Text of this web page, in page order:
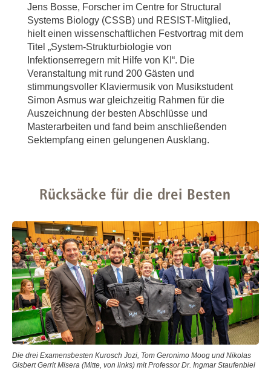
Jens Bosse, Forscher im Centre for Structural
Systems Biology (CSSB) und RESIST-Mitglied,
hielt einen wissenschaftlichen Festvortrag mit dem
Titel „System-Strukturbiologie von
Infektionserregern mit Hilfe von KI“. Die
Veranstaltung mit rund 200 Gästen und
stimmungsvoller Klaviermusik von Musikstudent
Simon Asmus war gleichzeitig Rahmen für die
Auszeichnung der besten Abschlüsse und
Masterarbeiten und fand beim anschließenden
Sektempfang einen gelungenen Ausklang.
Rücksäcke für die drei Besten
Die drei Examensbesten Kurosch Jozi, Tom Geronimo Moog und Nikolas
Gisbert Gerrit Misera (Mitte, von links) mit Professor Dr. Ingmar Staufenbiel